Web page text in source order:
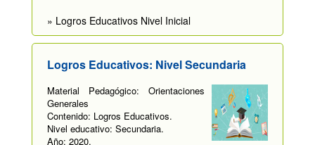
» Logros Educativos Nivel Inicial
Logros Educativos: Nivel Secundaria
Material Pedagógico: Orientaciones
Generales
Contenido: Logros Educativos.
Nivel educativo: Secundaria.
Año: 2020.